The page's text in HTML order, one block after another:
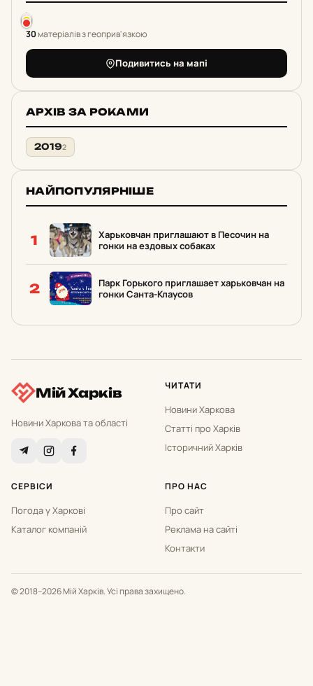
30матеріалів з геоприв'язкою
Подивитись на мапі
АРХІВ ЗА РОКАМИ
20192
НАЙПОПУЛЯРНІШЕ
1
Харьковчан приглашают в Песочин на
гонки на ездовых собаках
2
Парк Горького приглашает харьковчан на
гонки Санта-Клаусов
Мій Харків
Новини Харкова та області
ЧИТАТИ
Новини Харкова
Статті про Харків
Історичний Харків
СЕРВІСИ
Погода у Харкові
Каталог компаній
ПРО НАС
Про сайт
Реклама на сайті
Контакти
© 2018–2026 Мій Харків. Усі права захищено.